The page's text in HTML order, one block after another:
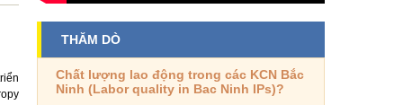
THĂM DÒ
Chất lượng lao động trong các KCN Bắc
Ninh (Labor quality in Bac Ninh IPs)?